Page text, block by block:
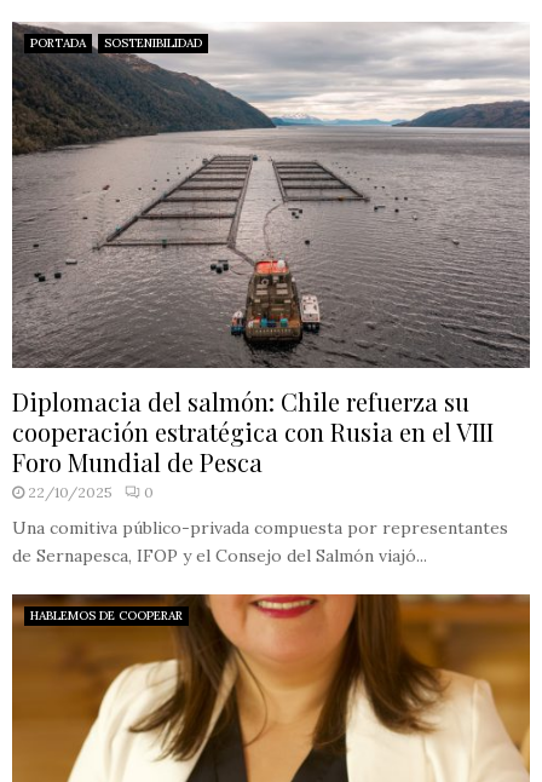
PORTADA SOSTENIBILIDAD
Diplomacia del salmón: Chile refuerza su
cooperación estratégica con Rusia en el VIII
Foro Mundial de Pesca
22/10/2025 0
Una comitiva público-privada compuesta por representantes
de Sernapesca, IFOP y el Consejo del Salmón viajó...
HABLEMOS DE COOPERAR